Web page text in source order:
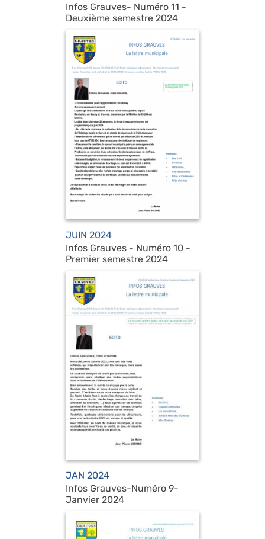
Infos Grauves- Numéro 11 -
Deuxième semestre 2024
JUIN 2024
Infos Grauves - Numéro 10 -
Premier semestre 2024
JAN 2024
Infos Grauves-Numéro 9-
Janvier 2024